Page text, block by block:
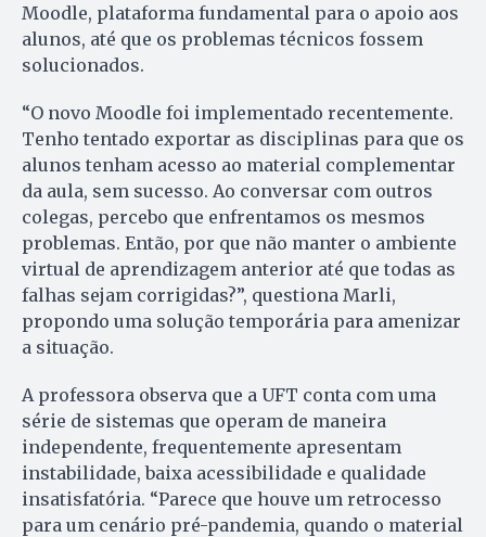
Moodle, plataforma fundamental para o apoio aos
alunos, até que os problemas técnicos fossem
solucionados.
“O novo Moodle foi implementado recentemente.
Tenho tentado exportar as disciplinas para que os
alunos tenham acesso ao material complementar
da aula, sem sucesso. Ao conversar com outros
colegas, percebo que enfrentamos os mesmos
problemas. Então, por que não manter o ambiente
virtual de aprendizagem anterior até que todas as
falhas sejam corrigidas?”, questiona Marli,
propondo uma solução temporária para amenizar
a situação.
A professora observa que a UFT conta com uma
série de sistemas que operam de maneira
independente, frequentemente apresentam
instabilidade, baixa acessibilidade e qualidade
insatisfatória. “Parece que houve um retrocesso
para um cenário pré-pandemia, quando o material